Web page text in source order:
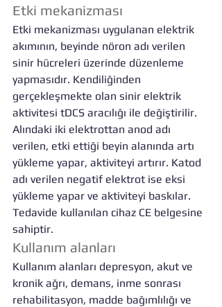
Etki mekanizması
Etki mekanizması uygulanan elektrik
akımının, beyinde nöron adı verilen
sinir hücreleri üzerinde düzenleme
yapmasıdır. Kendiliğinden
gerçekleşmekte olan sinir elektrik
aktivitesi tDCS aracılığı ile değiştirilir.
Alındaki iki elektrottan anod adı
verilen, etki ettiği beyin alanında artı
yükleme yapar, aktiviteyi artırır. Katod
adı verilen negatif elektrot ise eksi
yükleme yapar ve aktiviteyi baskılar.
Tedavide kullanılan cihaz CE belgesine
sahiptir.
Kullanım alanları
Kullanım alanları depresyon, akut ve
kronik ağrı, demans, inme sonrası
rehabilitasyon, madde bağımlılığı ve